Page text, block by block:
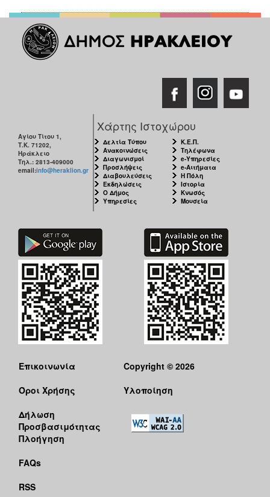
2015
2013
2012
ΤΟΠΟΣ
ΑΝΘΕΚΤΙΚΗ
Αγίου Τίτου 1,
Τ.Κ. 71202,
Ηράκλειο
Τηλ.: 2813-409000
email:info@heraklion.gr
Χάρτης Ιστοχώρου
Δελτία Τύπου
Ανακοινώσεις
Διαγωνισμοί
Προσλήψεις
Διαβουλεύσεις
Εκδηλώσεις
Ο Δήμος
Υπηρεσίες
Κ.Ε.Π.
Τηλέφωνα
e-Υπηρεσίες
e-Αιτήματα
Η Πόλη
Ιστορία
Κνωσός
Μουσεία
Επικοινωνία
Όροι Χρήσης
Δήλωση
Προσβασιμότητας
Πλοήγηση
FAQs
RSS
Copyright © 2026
Υλοποίηση